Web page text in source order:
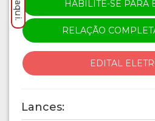
HABILITE-SE PARA
RELAÇÃO
EDITAL
Lances: